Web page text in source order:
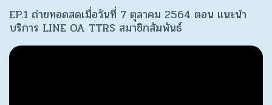
EP.1 ถ่ายทอดสดเมื่อวันที่ 7 ตุลาคม 2564 ตอน แนะนำ
บริการ LINE OA TTRS สมาชิกสัมพันธ์